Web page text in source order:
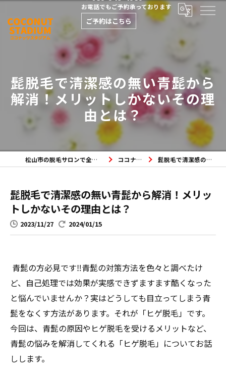
お電話でもご予約承っております
ご予約はこちら
髭脱毛で清潔感の無い青髭から
解消！メリットしかないその理
由とは？
松山市の脱毛サロンで全身脱毛・メンズ脱毛・フェイシャルエステならココナッツスタジアムへ ココナッツスタジアムのブログ 髭脱毛で清潔感の無い青髭から解消！メリットしかないその理由とは？
髭脱毛で清潔感の無い青髭から解消！メリッ
トしかないその理由とは？
2023/11/27 2024/01/15
青髭の方必見です‼青髭の対策方法を色々と調べたけ
ど、自己処理では効果が実感できずますます酷くなった
と悩んでいませんか？実はどうしても目立ってしまう青
髭をなくす方法があります。それが「ヒゲ脱毛」です。
今回は、青髭の原因やヒゲ脱毛を受けるメリットなど、
青髭の悩みを解消してくれる「ヒゲ脱毛」についてお話
しします。